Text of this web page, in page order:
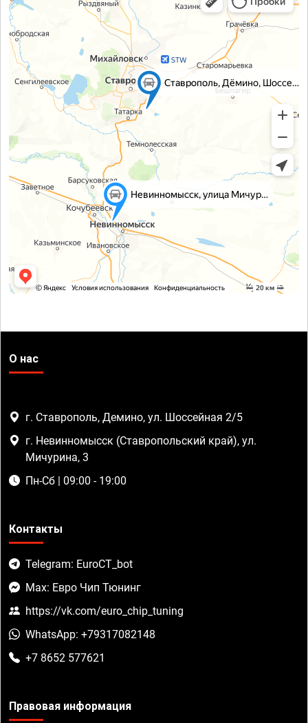
О нас
г. Ставрополь, Демино, ул. Шоссейная 2/5
г. Невинномысск (Ставропольский край), ул.
Мичурина, 3
Пн-Сб | 09:00 - 19:00
Контакты
Telegram: EuroCT_bot
Max: Евро Чип Тюнинг
https://vk.com/euro_chip_tuning
WhatsApp: +79317082148
+7 8652 577621
Правовая информация